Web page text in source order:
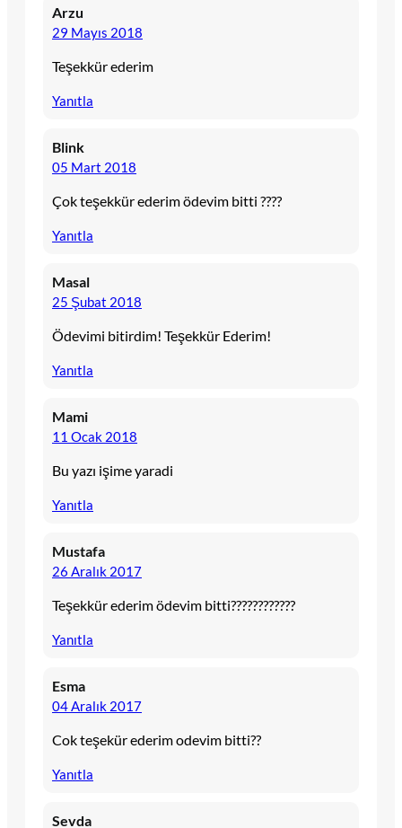
Arzu
29 Mayıs 2018
Teşekkür ederim
Yanıtla
Blink
05 Mart 2018
Çok teşekkür ederim ödevim bitti ????
Yanıtla
Masal
25 Şubat 2018
Ödevimi bitirdim! Teşekkür Ederim!
Yanıtla
Mami
11 Ocak 2018
Bu yazı işime yaradi
Yanıtla
Mustafa
26 Aralık 2017
Teşekkür ederim ödevim bitti????????????
Yanıtla
Esma
04 Aralık 2017
Cok teşekür ederim odevim bitti??
Yanıtla
Sevda